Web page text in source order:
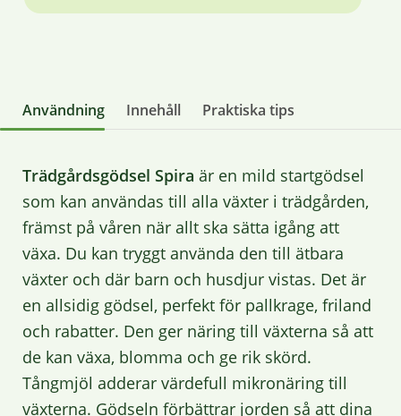
Användning Innehåll Praktiska tips
Trädgårdsgödsel Spira är en mild startgödsel
som kan användas till alla växter i trädgården,
främst på våren när allt ska sätta igång att
växa. Du kan tryggt använda den till ätbara
växter och där barn och husdjur vistas. Det är
en allsidig gödsel, perfekt för pallkrage, friland
och rabatter. Den ger näring till växterna så att
de kan växa, blomma och ge rik skörd.
Tångmjöl adderar värdefull mikronäring till
växterna. Gödseln förbättrar jorden så att dina